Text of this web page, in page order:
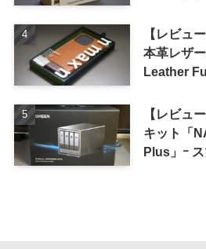
【レビュ
本革レザ
Leather
【レビュ
キット「
Plus」ｰ スマホ時代に合わせた設